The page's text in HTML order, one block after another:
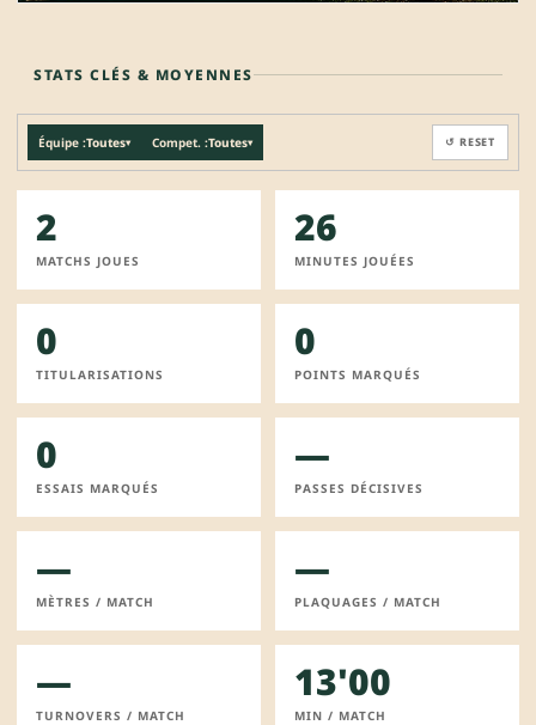
STATS CLÉS & MOYENNES
Équipe :Toutes▾ Compet. :Toutes▾ ↺ RESET
2
MATCHS JOUES
26
MINUTES JOUÉES
0
TITULARISATIONS
0
POINTS MARQUÉS
0
ESSAIS MARQUÉS
—
PASSES DÉCISIVES
—
MÈTRES / MATCH
—
PLAQUAGES / MATCH
—
TURNOVERS / MATCH
13'00
MIN / MATCH